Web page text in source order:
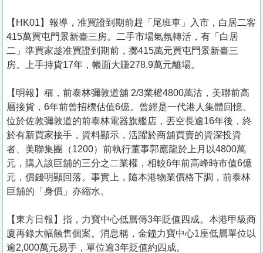
【HK01】報導，准買證到期前趕「尾班車」入市，白居二客
415萬買屯門景新臺三房。二手市場氣氛轉活，有「白居
二」準買家趁准買證到期前，擲415萬元買屯門景新臺三
房。上手持貨17年，帳面大賺278.9萬元離場。
【明報】稱，前泰林彌敦道舖 2/3業權4800萬沽，美聯前高
層接貨，6年前曾招標估值6億。曾經是一代港人集體回憶、
位於佐敦彌敦道的前泰林電器旗艦店，丟空長逾16年後，終
於有新買家接手，資料顯示，活躍於商舖買賣的資深投資
者、美聯集團（1200）前執行董事郭應龍於上月以4800萬
元，購入該巨舖的三分之二業權，相較6年前高峰時市值6億
元，價錢明顯回落。事實上，隨本港物業價格下調，前泰林
巨舖的「身價」亦縮水。
【東方日報】指，力寶中心低層傳3年貶值四成。本港甲級商
廈再錄大幅蝕售個案。消息稱，金鐘力寶中心1座低層單位以
逾2,000萬元易手，單位逾3年貶值約四成。